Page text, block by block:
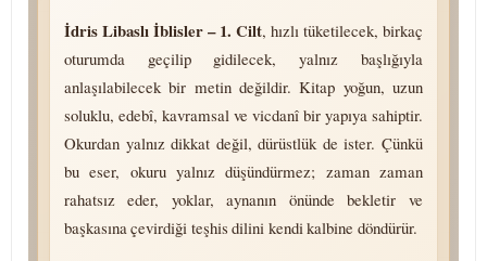
İdris Libaslı İblisler – 1. Cilt, hızlı tüketilecek, birkaç
oturumda geçilip gidilecek, yalnız başlığıyla
anlaşılabilecek bir metin değildir. Kitap yoğun, uzun
soluklu, edebî, kavramsal ve vicdanî bir yapıya sahiptir.
Okurdan yalnız dikkat değil, dürüstlük de ister. Çünkü
bu eser, okuru yalnız düşündürmez; zaman zaman
rahatsız eder, yoklar, aynanın önünde bekletir ve
başkasına çevirdiği teşhis dilini kendi kalbine döndürür.